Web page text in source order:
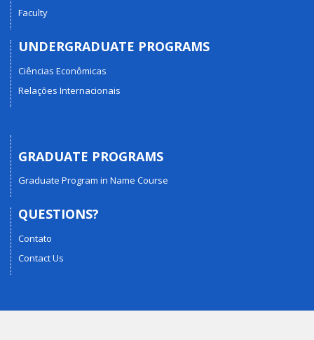
Faculty
UNDERGRADUATE PROGRAMS
Ciências Econômicas
Relações Internacionais
GRADUATE PROGRAMS
Graduate Program in Name Course
QUESTIONS?
Contato
Contact Us